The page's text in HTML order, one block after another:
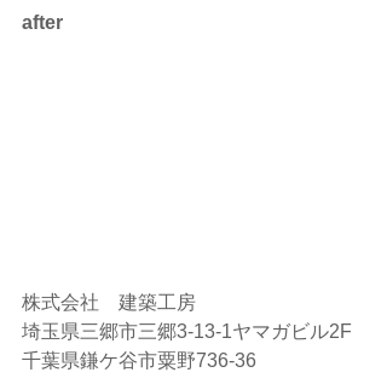
after
株式会社　建築工房
埼玉県三郷市三郷3-13-1ヤマガビル2F
千葉県鎌ケ谷市粟野736-36